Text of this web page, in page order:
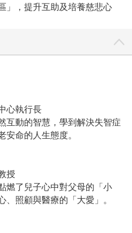
」，提升互助及培養慈悲心
心執行長
互動的智慧，學到解決失智症
安命的人生態度。
授
燃了兒子心中對父母的「小
照顧與醫療的「大愛」。